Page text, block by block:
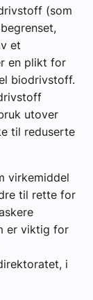
(som
et
en plikt for
biodrivstoff.
utover
til reduserte
virkemiddel
til rette for
er viktig for
i